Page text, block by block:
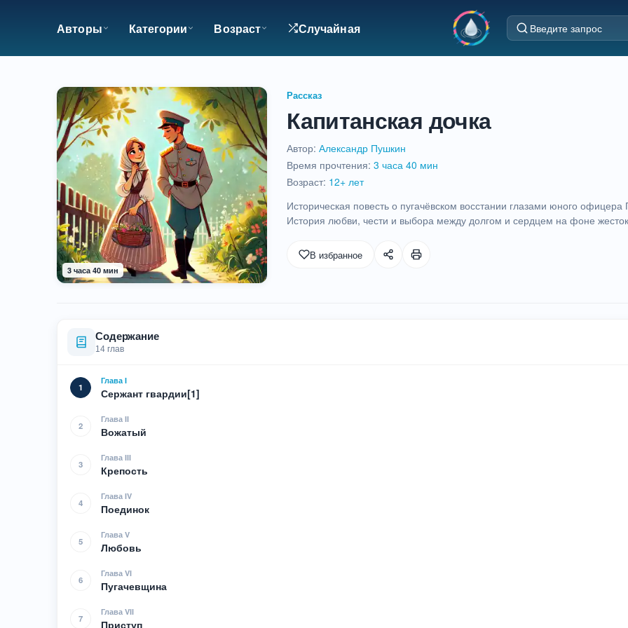
Авторы Категории Возраст Случайная
3 часа 40 мин
Рассказ
Капитанская дочка
Автор:Александр Пушкин
Время прочтения:3 часа 40 мин
Возраст: 12+ лет
Историческая повесть о пугачёвском восстании глазами юного офицера
История любви, чести и выбора между долгом и сердцем на фоне
В избранное
Содержание
14 глав
1
Глава I
Сержант гвардии[1]
2
Глава II
Вожатый
3
Глава III
Крепость
4
Глава IV
Поединок
5
Глава V
Любовь
6
Глава VI
Пугачевщина
7
Глава VII
Приступ